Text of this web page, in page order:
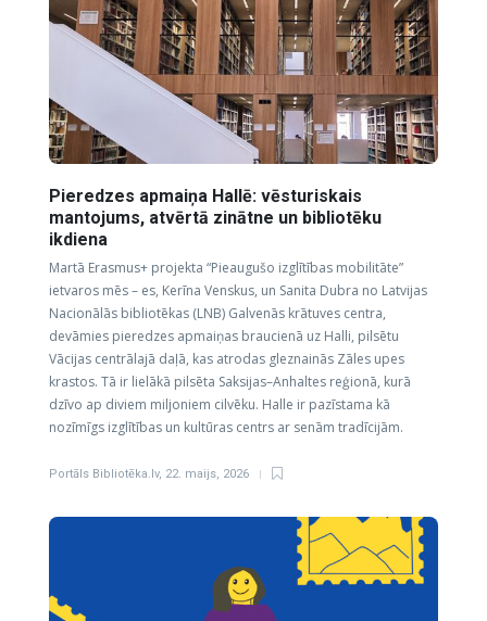
Pieredzes apmaiņa Hallē: vēsturiskais
mantojums, atvērtā zinātne un bibliotēku
ikdiena
Martā Erasmus+ projekta “Pieaugušo izglītības mobilitāte”
ietvaros mēs – es, Kerīna Venskus, un Sanita Dubra no Latvijas
Nacionālās bibliotēkas (LNB) Galvenās krātuves centra,
devāmies pieredzes apmaiņas braucienā uz Halli, pilsētu
Vācijas centrālajā daļā, kas atrodas gleznainās Zāles upes
krastos. Tā ir lielākā pilsēta Saksijas–Anhaltes reģionā, kurā
dzīvo ap diviem miljoniem cilvēku. Halle ir pazīstama kā
nozīmīgs izglītības un kultūras centrs ar senām tradīcijām.
Portāls Bibliotēka.lv, 22. maijs, 2026